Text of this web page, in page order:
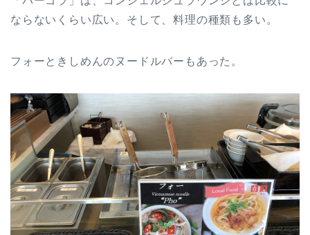
ならないくらい広い。そして、料理の種類も多い。
フォーときしめんのヌードルバーもあった。